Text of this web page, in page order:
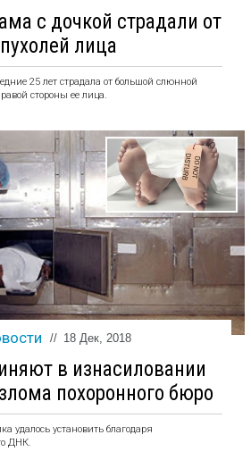
с дочкой страдали от
лица
25 лет страдала от большой слюнной
стороны ее лица.
// 18 Дек, 2018
в изнасиловании
похоронного бюро
удалось установить благодаря
ДНК.